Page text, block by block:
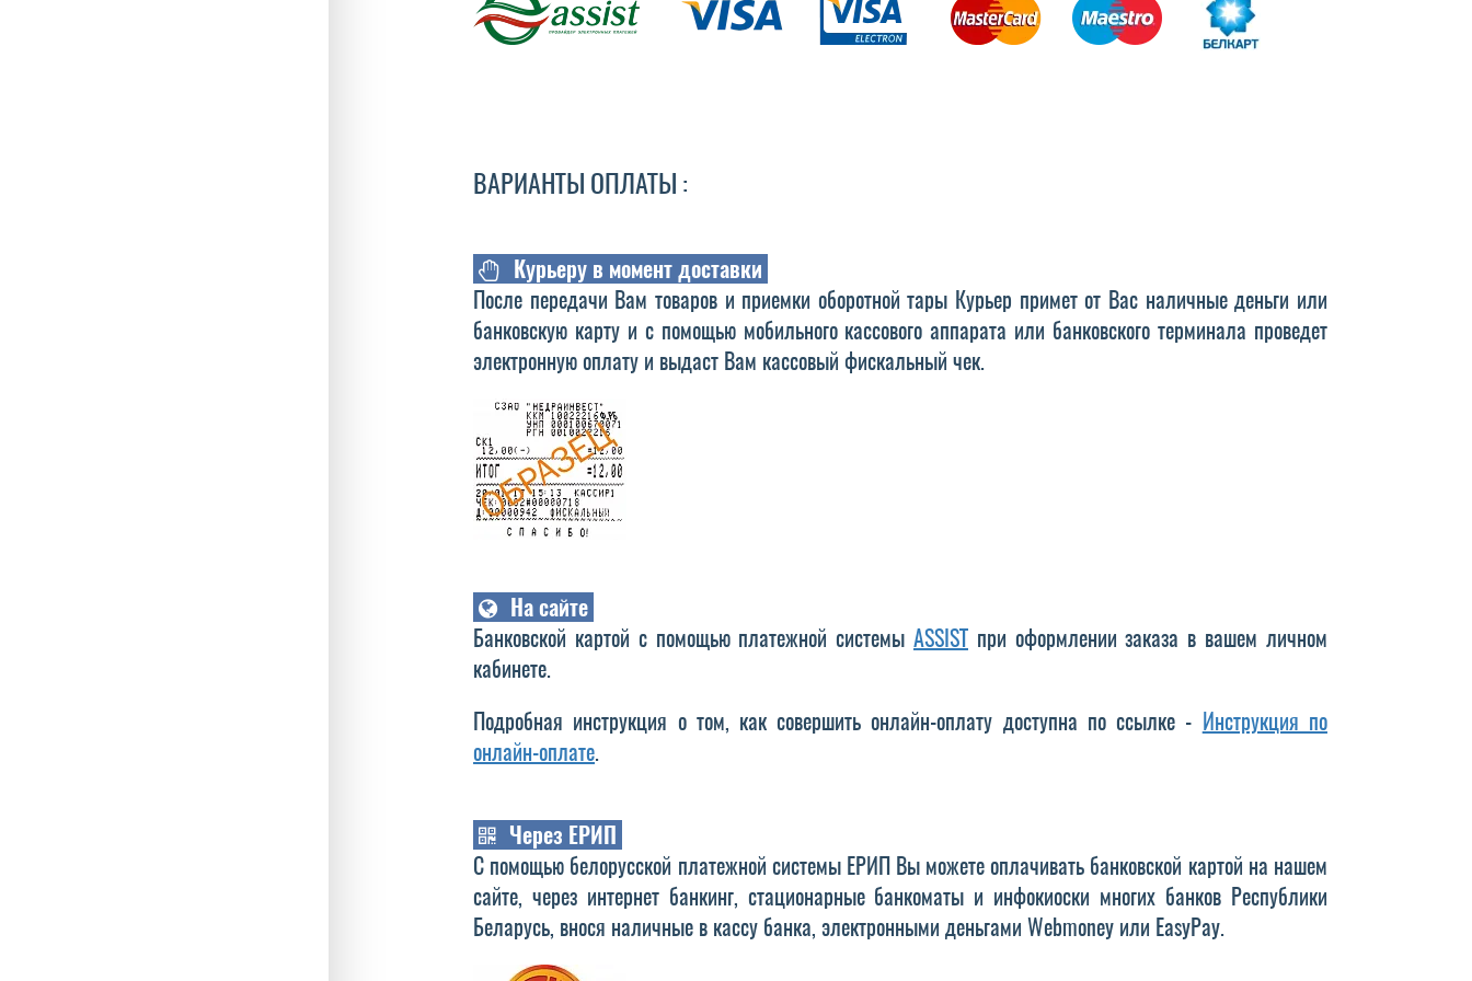
ВАРИАНТЫ ОПЛАТЫ :
Курьеру в момент доставки
После передачи Вам товаров и приемки оборотной тары Курьер примет от Вас наличные деньги или
банковскую карту и с помощью мобильного кассового аппарата или банковского терминала проведет
электронную оплату и выдаст Вам кассовый фискальный чек.
На сайте
Банковской картой с помощью платежной системы ASSIST при оформлении заказа в вашем личном
кабинете.
Подробная инструкция о том, как совершить онлайн-оплату доступна по ссылке - Инструкция по
онлайн-оплате.
Через ЕРИП
С помощью белорусской платежной системы ЕРИП Вы можете оплачивать банковской картой на нашем
сайте, через интернет банкинг, стационарные банкоматы и инфокиоски многих банков Республики
Беларусь, внося наличные в кассу банка, электронными деньгами Webmoney или EasyPay.